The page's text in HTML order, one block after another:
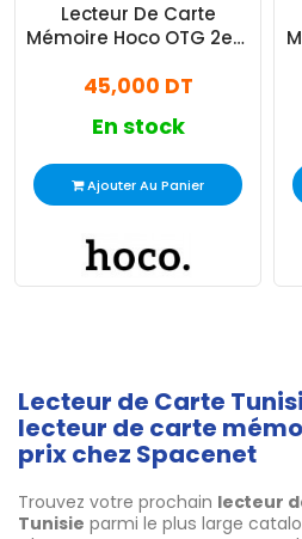
Lecteur De Carte
Mémoire Hoco OTG 2en1
45,000 DT
En stock
Ajouter Au Panier
Lecteur de Carte
lecteur de carte
prix chez Spacenet
Trouvez votre prochain lecteur
Tunisie parmi le plus large